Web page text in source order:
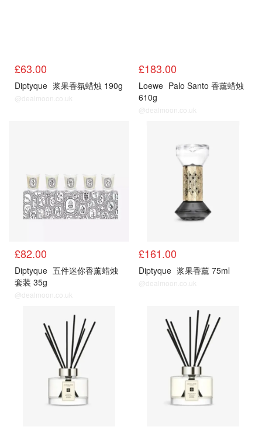
£63.00
Diptyque 浆果香氛蜡烛 190g
@dealmoon.co.uk
£183.00
Loewe Palo Santo 香薰蜡烛
610g
@dealmoon.co.uk
£82.00
Diptyque 五件迷你香薰蜡烛
套装 35g
@dealmoon.co.uk
£161.00
Diptyque 浆果香薰 75ml
@dealmoon.co.uk